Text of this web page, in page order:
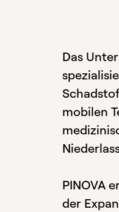
Das
mobilen
PINOVA
der